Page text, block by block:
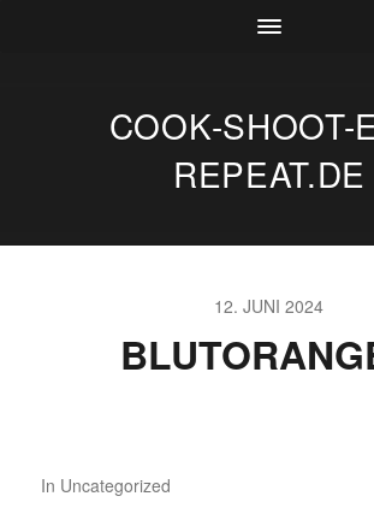
COOK-SHOOT-
REPEAT.DE
12. JUNI 2024
In Uncategorized